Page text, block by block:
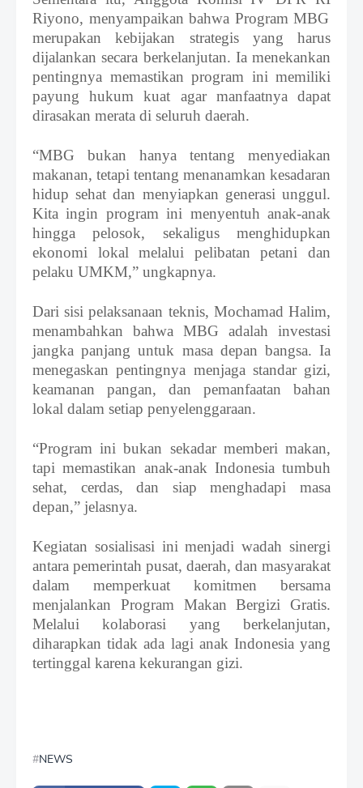
Riyono, menyampaikan bahwa Program MBG
merupakan kebijakan strategis yang harus
dijalankan secara berkelanjutan. Ia menekankan
pentingnya memastikan program ini memiliki
payung hukum kuat agar manfaatnya dapat
dirasakan merata di seluruh daerah.
“MBG bukan hanya tentang menyediakan
makanan, tetapi tentang menanamkan kesadaran
hidup sehat dan menyiapkan generasi unggul.
Kita ingin program ini menyentuh anak-anak
hingga pelosok, sekaligus menghidupkan
ekonomi lokal melalui pelibatan petani dan
pelaku UMKM,” ungkapnya.
Dari sisi pelaksanaan teknis, Mochamad Halim,
menambahkan bahwa MBG adalah investasi
jangka panjang untuk masa depan bangsa. Ia
menegaskan pentingnya menjaga standar gizi,
keamanan pangan, dan pemanfaatan bahan
lokal dalam setiap penyelenggaraan.
“Program ini bukan sekadar memberi makan,
tapi memastikan anak-anak Indonesia tumbuh
sehat, cerdas, dan siap menghadapi masa
depan,” jelasnya.
Kegiatan sosialisasi ini menjadi wadah sinergi
antara pemerintah pusat, daerah, dan masyarakat
dalam memperkuat komitmen bersama
menjalankan Program Makan Bergizi Gratis.
Melalui kolaborasi yang berkelanjutan,
diharapkan tidak ada lagi anak Indonesia yang
tertinggal karena kekurangan gizi.
NEWS